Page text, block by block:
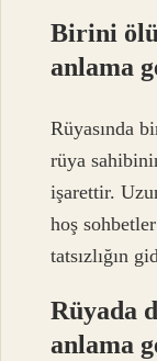
Birini
anlama
Rüyasında
rüya
işarettir.
hoş
tatsızlığın
Rüyada
anlama